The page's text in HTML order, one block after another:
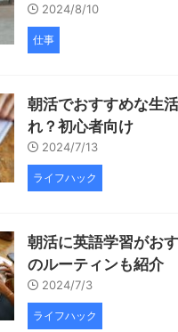
2024/8/10
仕事
朝活でおすすめな生
れ？初心者向け
2024/7/13
ライフハック
朝活に英語学習がお
のルーティンも紹介
2024/7/3
ライフハック